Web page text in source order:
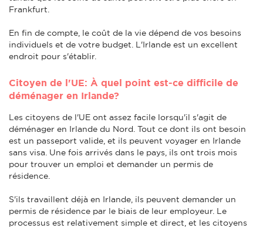
Frankfurt.
En fin de compte, le coût de la vie dépend de vos besoins
individuels et de votre budget. L'Irlande est un excellent
endroit pour s'établir.
Citoyen de l'UE: À quel point est-ce difficile de
déménager en Irlande?
Les citoyens de l'UE ont assez facile lorsqu'il s'agit de
déménager en Irlande du Nord. Tout ce dont ils ont besoin
est un passeport valide, et ils peuvent voyager en Irlande
sans visa. Une fois arrivés dans le pays, ils ont trois mois
pour trouver un emploi et demander un permis de
résidence.
S'ils travaillent déjà en Irlande, ils peuvent demander un
permis de résidence par le biais de leur employeur. Le
processus est relativement simple et direct, et les citoyens